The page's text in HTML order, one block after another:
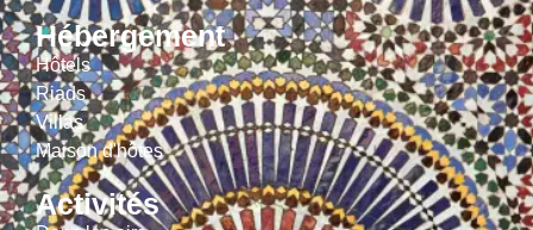
Hébergement
Hôtels
Riads
Villas
Maison d'hôtes
Activités